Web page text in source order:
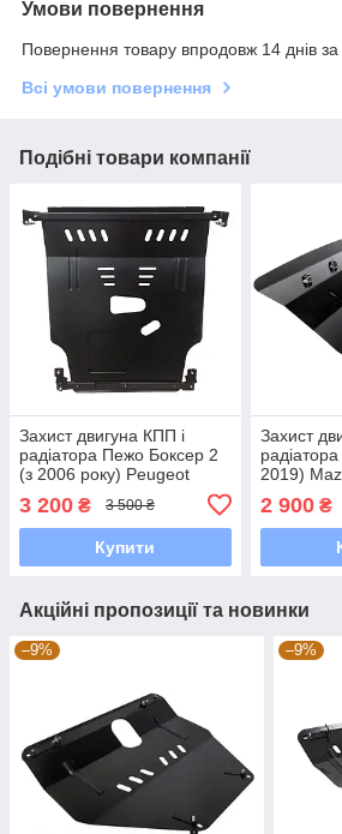
Умови повернення
Повернення товару впродовж 14 днів
Всі умови повернення
Подібні товари компанії
Захист двигуна КПП і
радіатора Пежо Боксер 2
(з 2006 року) Peugeot
3 200 ₴ 3 500 ₴
Купити
Захист
2019)
2 900₴
Акційні пропозиції та новинки
–9% –9%